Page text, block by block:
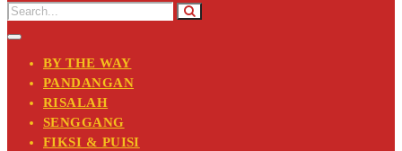
BY THE WAY
PANDANGAN
RISALAH
SENGGANG
FIKSI & PUISI